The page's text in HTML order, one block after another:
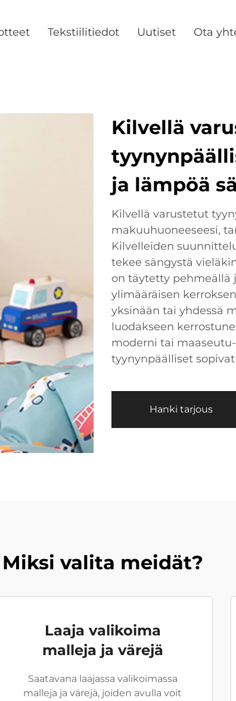
Tekstiilitiedot Uutiset Ota
Kilvellä
ja lämpöä
Kilvellä varustetut
makuuhuoneeseesi,
Kilvelleiden
tekee sängystä
on täytetty pehmeällä
ylimääräisen
yksinään tai yhdessä
luodakseen
moderni tai
tyynynpäälliset
Hanki tarjous
Miksi valita meidät?
Laaja valikoima
malleja ja värejä
Saatavana laajassa valikoimassa
malleja ja värejä, joiden avulla voit